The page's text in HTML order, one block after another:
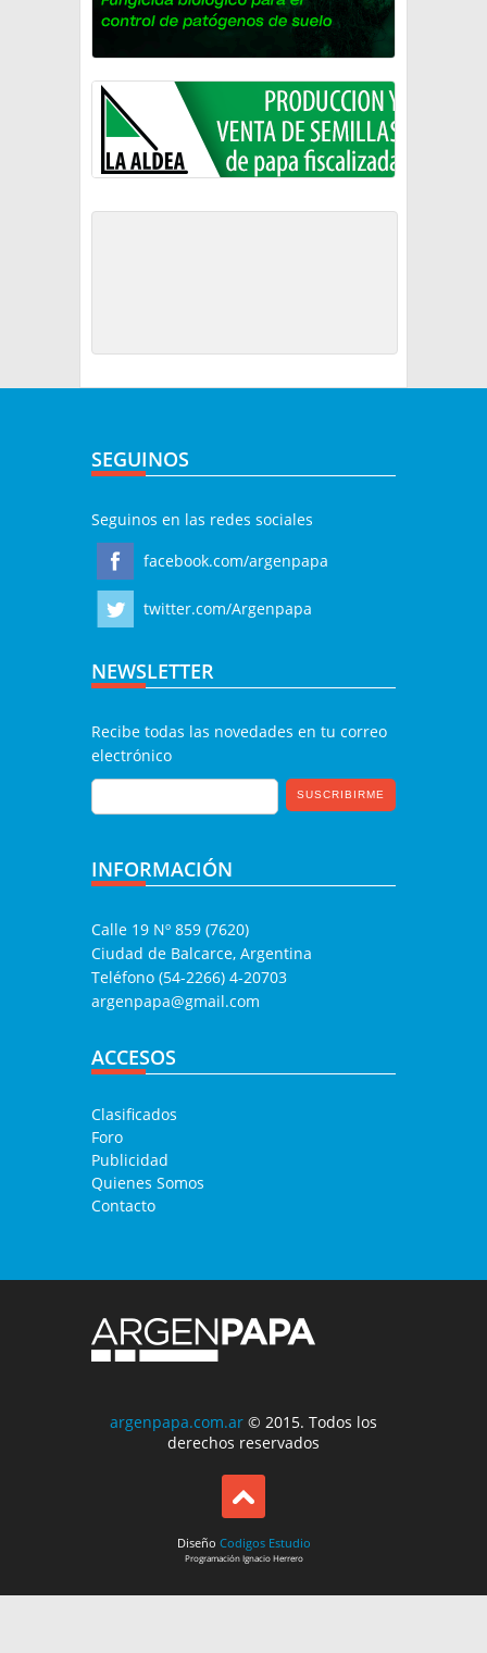
SEGUINOS
Seguinos en las redes sociales
facebook.com/argenpapa
twitter.com/Argenpapa
NEWSLETTER
Recibe todas las novedades en tu correo
electrónico
INFORMACIÓN
Calle 19 Nº 859 (7620)
Ciudad de Balcarce, Argentina
Teléfono (54-2266) 4-20703
argenpapa@gmail.com
ACCESOS
Clasificados
Foro
Publicidad
Quienes Somos
Contacto
argenpapa.com.ar © 2015. Todos los
derechos reservados
Diseño Codigos Estudio
ProgramaciónIgnacio Herrero